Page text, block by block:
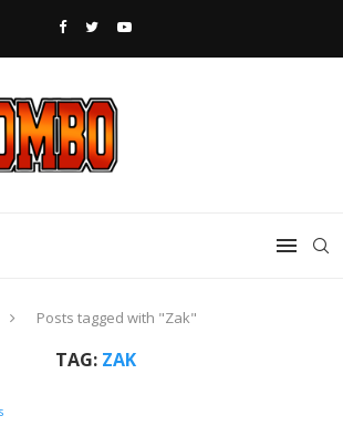
Posts tagged with "Zak"
TAG: ZAK